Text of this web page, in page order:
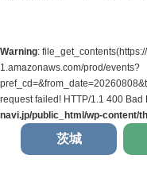
Warning:
1.amazonaws.com/prod/events?
request failed! HTTP/1.1 400 Bad
navi.jp/public_html/wp-content/
茨城